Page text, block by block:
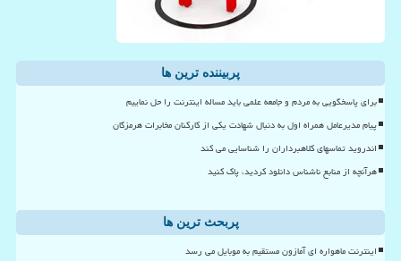
پربیننده ترین ها
برای پاسخگویی به مردم و جامعه علمی باید مساله اینترنت را حل نماییم
پیام مدیرعامل همراه اول به دنبال شهادت یکی از کارکنان مخابرات هرمزگان
اندروید تماسهای کلاهبرداران را شناسایی می کند
هرآنچه از منابع ناشناس دانلود کردید، پاک کنید
پربحث ترین ها
اینترنت ماهواره ای آمازون مستقیم به موبایل می رسد